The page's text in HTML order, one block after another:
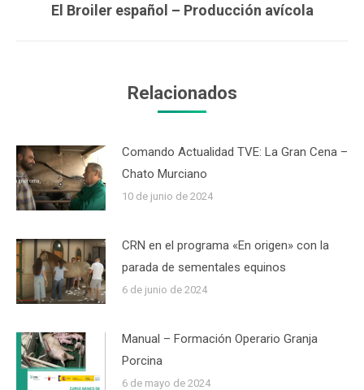
Publicación
El Broiler español – Producción avícola
Relacionados
Comando Actualidad TVE: La Gran Cena –
Chato Murciano
10 de junio de 2024
CRN en el programa «En origen» con la
parada de sementales equinos
6 de junio de 2024
Manual – Formación Operario Granja
Porcina
6 de mayo de 2024